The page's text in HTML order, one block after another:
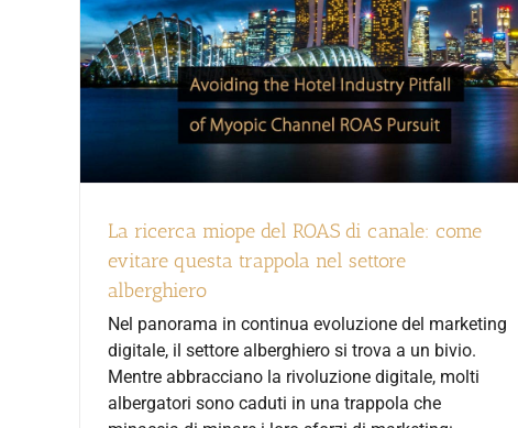
La ricerca miope del ROAS di canale: come
evitare questa trappola nel settore
alberghiero
Nel panorama in continua evoluzione del marketing
digitale, il settore alberghiero si trova a un bivio.
Mentre abbracciano la rivoluzione digitale, molti
albergatori sono caduti in una trappola che